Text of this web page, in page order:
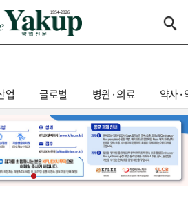
업 글로벌 병원·의료 약사·